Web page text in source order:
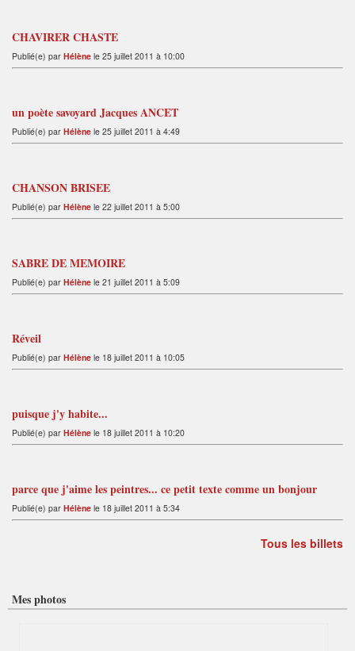
CHAVIRER CHASTE
Publié(e) par Hélène le 25 juillet 2011 à 10:00
un poète savoyard Jacques ANCET
Publié(e) par Hélène le 25 juillet 2011 à 4:49
CHANSON BRISEE
Publié(e) par Hélène le 22 juillet 2011 à 5:00
SABRE DE MEMOIRE
Publié(e) par Hélène le 21 juillet 2011 à 5:09
Réveil
Publié(e) par Hélène le 18 juillet 2011 à 10:05
puisque j'y habite...
Publié(e) par Hélène le 18 juillet 2011 à 10:20
parce que j'aime les peintres... ce petit texte comme un bonjour
Publié(e) par Hélène le 18 juillet 2011 à 5:34
Tous les billets
Mes photos